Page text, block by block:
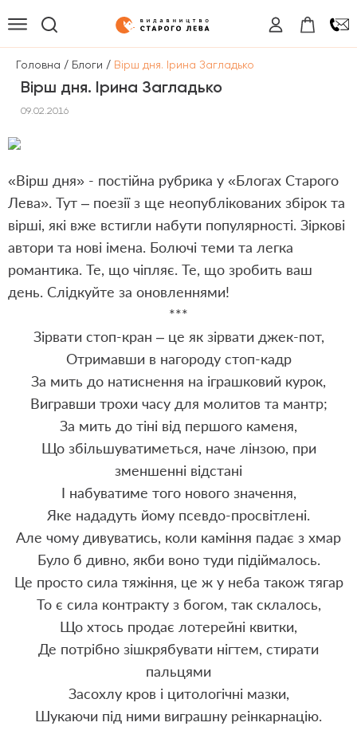
Головна / Блоги / Вірш дня. Ірина Загладько
Вірш дня. Ірина Загладько
09.02.2016
«Вірш дня» - постійна рубрика у «Блогах Старого
Лева». Тут – поезії з ще неопублікованих збірок та
вірші, які вже встигли набути популярності. Зіркові
автори та нові імена. Болючі теми та легка
романтика. Те, що чіпляє. Те, що зробить ваш
день. Слідкуйте за оновленнями!
***
Зірвати стоп-кран – це як зірвати джек-пот,
Отримавши в нагороду стоп-кадр
За мить до натиснення на іграшковий курок,
Вигравши трохи часу для молитов та мантр;
За мить до тіні від першого каменя,
Що збільшуватиметься, наче лінзою, при
зменшенні відстані
І набуватиме того нового значення,
Яке нададуть йому псевдо-просвітлені.
Але чому дивуватись, коли каміння падає з хмар
Було б дивно, якби воно туди підіймалось.
Це просто сила тяжіння, це ж у неба також тягар
То є сила контракту з богом, так склалось,
Що хтось продає лотерейні квитки,
Де потрібно зішкрябувати нігтем, стирати
пальцями
Засохлу кров і цитологічні мазки,
Шукаючи під ними виграшну реінкарнацію.